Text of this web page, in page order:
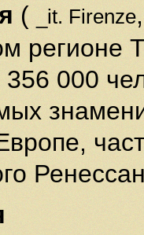
( _it. Firenze
регионе
000